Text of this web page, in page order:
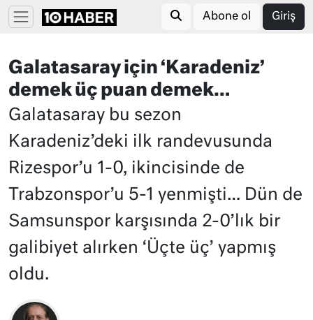
Abone ol Giriş
Galatasaray için ‘Karadeniz’
demek üç puan demek…
Galatasaray bu sezon
Karadeniz’deki ilk randevusunda
Rizespor’u 1-0, ikincisinde de
Trabzonspor’u 5-1 yenmişti… Dün de
Samsunspor karşısında 2-0’lık bir
galibiyet alırken ‘Üçte üç’ yapmış
oldu.